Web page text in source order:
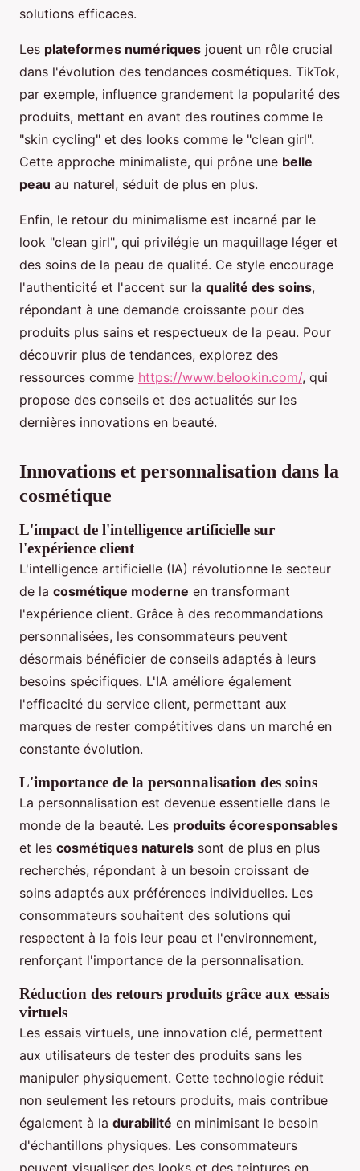
solutions efficaces.
Les plateformes numériques jouent un rôle crucial
dans l'évolution des tendances cosmétiques. TikTok,
par exemple, influence grandement la popularité des
produits, mettant en avant des routines comme le
"skin cycling" et des looks comme le "clean girl".
Cette approche minimaliste, qui prône une belle
peau au naturel, séduit de plus en plus.
Enfin, le retour du minimalisme est incarné par le
look "clean girl", qui privilégie un maquillage léger et
des soins de la peau de qualité. Ce style encourage
l'authenticité et l'accent sur la qualité des soins,
répondant à une demande croissante pour des
produits plus sains et respectueux de la peau. Pour
découvrir plus de tendances, explorez des
ressources comme https://www.belookin.com/, qui
propose des conseils et des actualités sur les
dernières innovations en beauté.
Innovations et personnalisation dans la
cosmétique
L'impact de l'intelligence artificielle sur
l'expérience client
L'intelligence artificielle (IA) révolutionne le secteur
de la cosmétique moderne en transformant
l'expérience client. Grâce à des recommandations
personnalisées, les consommateurs peuvent
désormais bénéficier de conseils adaptés à leurs
besoins spécifiques. L'IA améliore également
l'efficacité du service client, permettant aux
marques de rester compétitives dans un marché en
constante évolution.
L'importance de la personnalisation des soins
La personnalisation est devenue essentielle dans le
monde de la beauté. Les produits écoresponsables
et les cosmétiques naturels sont de plus en plus
recherchés, répondant à un besoin croissant de
soins adaptés aux préférences individuelles. Les
consommateurs souhaitent des solutions qui
respectent à la fois leur peau et l'environnement,
renforçant l'importance de la personnalisation.
Réduction des retours produits grâce aux essais
virtuels
Les essais virtuels, une innovation clé, permettent
aux utilisateurs de tester des produits sans les
manipuler physiquement. Cette technologie réduit
non seulement les retours produits, mais contribue
également à la durabilité en minimisant le besoin
d'échantillons physiques. Les consommateurs
peuvent visualiser des looks et des teintures en